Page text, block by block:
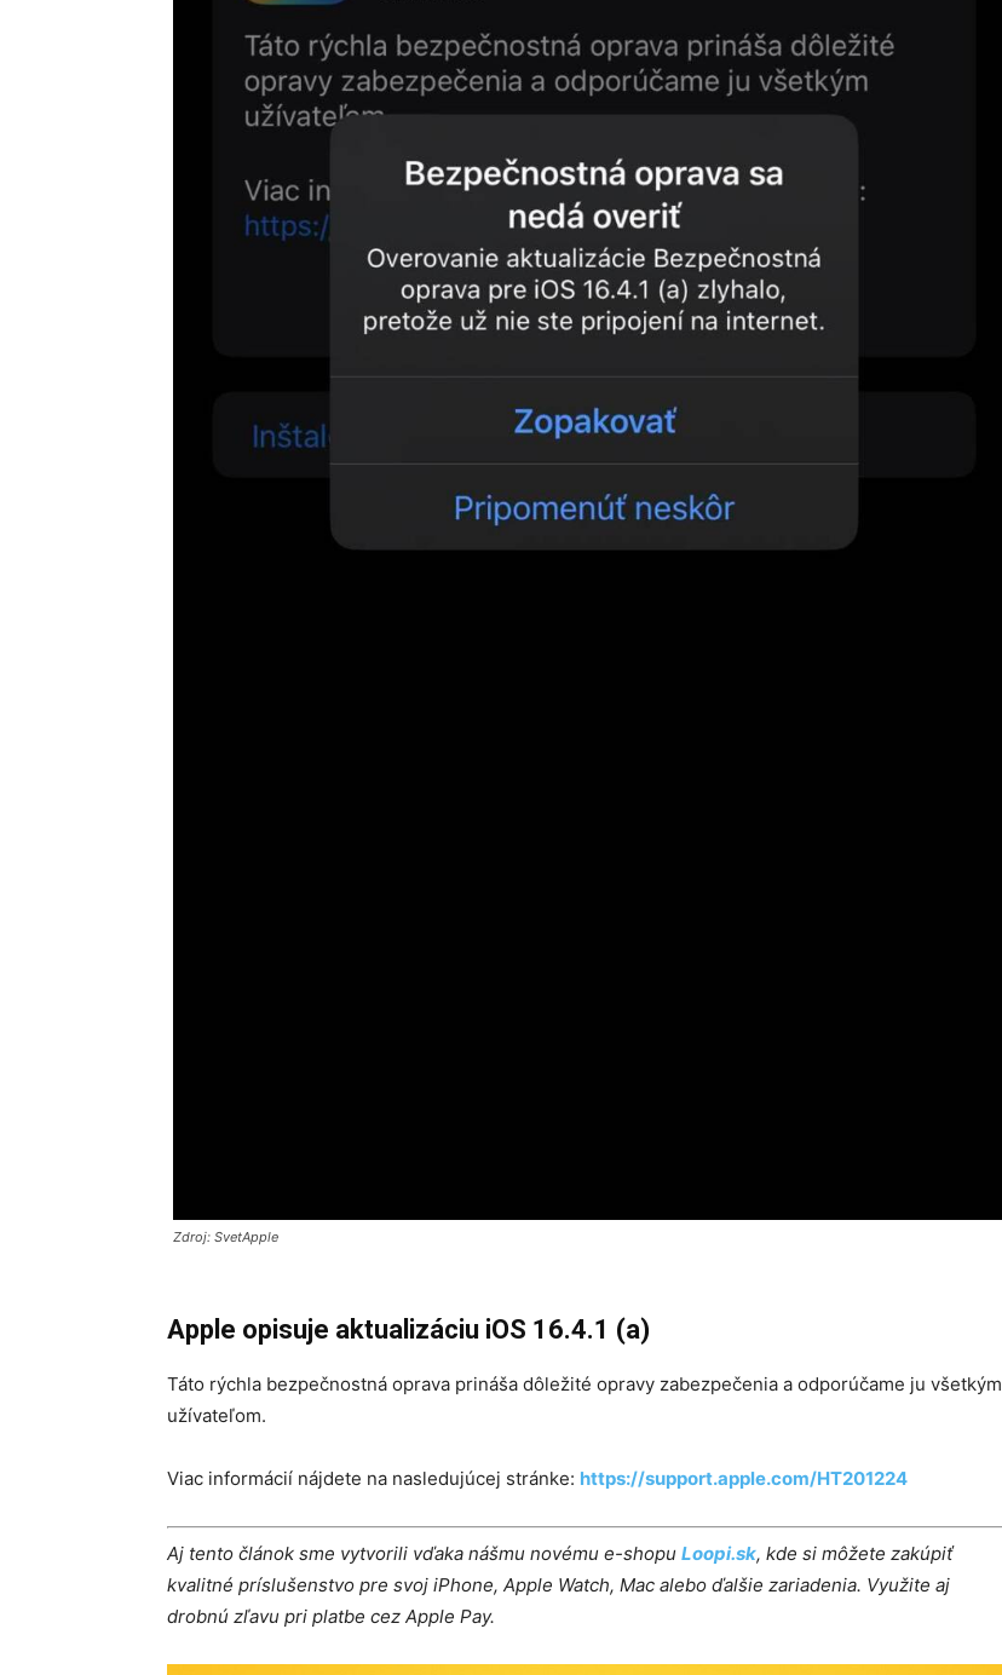
Zdroj: SvetApple
Apple opisuje aktualizáciu iOS 16.4.1 (a)
Táto rýchla bezpečnostná oprava prináša dôležité opravy zabezpečenia a odporúčame ju všetkým
užívateľom.
Viac informácií nájdete na nasledujúcej stránke: https://support.apple.com/HT201224
Aj tento článok sme vytvorili vďaka nášmu novému e-shopu Loopi.sk, kde si môžete zakúpiť
kvalitné príslušenstvo pre svoj iPhone, Apple Watch, Mac alebo ďalšie zariadenia. Využite aj
drobnú zľavu pri platbe cez Apple Pay.